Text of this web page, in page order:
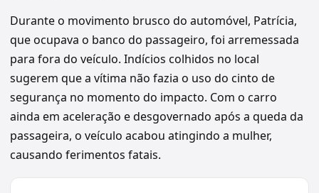
Durante o movimento brusco do automóvel, Patrícia,
que ocupava o banco do passageiro, foi arremessada
para fora do veículo. Indícios colhidos no local
sugerem que a vítima não fazia o uso do cinto de
segurança no momento do impacto. Com o carro
ainda em aceleração e desgovernado após a queda da
passageira, o veículo acabou atingindo a mulher,
causando ferimentos fatais.